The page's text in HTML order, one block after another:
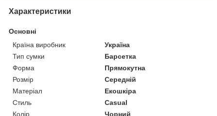
Характеристики
Основні
Країна виробник
Україна
Тип сумки
Барсетка
Форма
Прямокутна
Розмір
Середній
Матеріал
Екошкіра
Стиль
Casual
Колір
Чорний